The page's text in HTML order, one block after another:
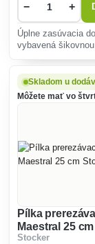
− +
Úplne zasúvacia
vybavená šikovnou
perfektne
zubov umožňuje
Skladom u
Môžete mať vo
Pílka
Maestral 25
Stocker